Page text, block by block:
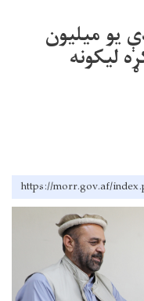
یو میلیون
لیکونه
https://morr.gov.af/